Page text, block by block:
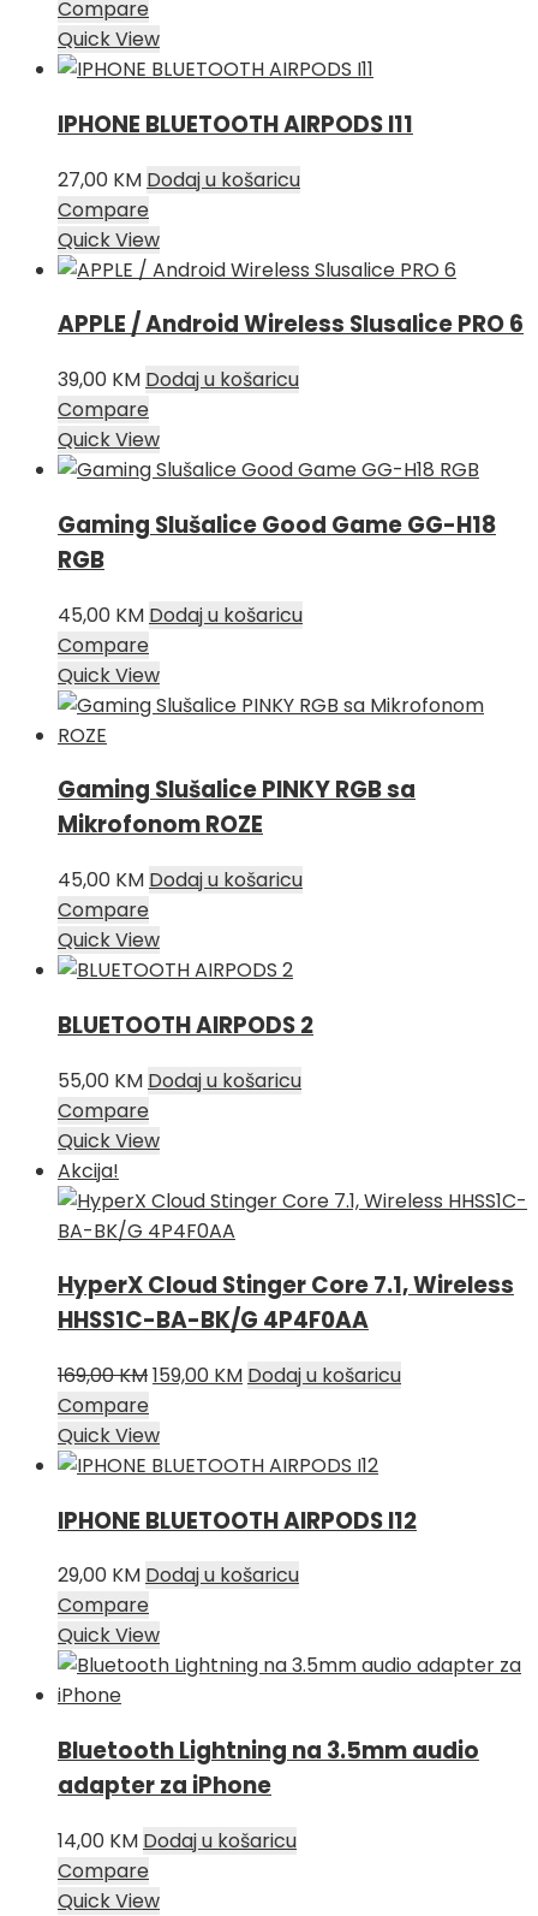
cijena
bila
je:
49,00 KM.
Compare
Quick View
IPHONE BLUETOOTH AIRPODS I11
27,00 KM Dodaj u košaricu
Compare
Quick View
APPLE / Android Wireless Slusalice PRO 6
39,00 KM Dodaj u košaricu
Compare
Quick View
Gaming Slušalice Good Game GG-H18
RGB
45,00 KM Dodaj u košaricu
Compare
Quick View
Gaming Slušalice PINKY RGB sa
Mikrofonom ROZE
45,00 KM Dodaj u košaricu
Compare
Quick View
BLUETOOTH AIRPODS 2
55,00 KM Dodaj u košaricu
Compare
Quick View
Akcija!
HyperX Cloud Stinger Core 7.1, Wireless
HHSS1C-BA-BK/G 4P4F0AA
169,00KMIzvorna
bila
je:
159,00 KMTrenutna
159,00 KM.
Dodaj u košaricu
Compare
Quick View
IPHONE BLUETOOTH AIRPODS I12
29,00 KM Dodaj u košaricu
Compare
Quick View
Bluetooth Lightning na 3.5mm audio
adapter za iPhone
14,00 KM Dodaj u košaricu
Compare
Quick View